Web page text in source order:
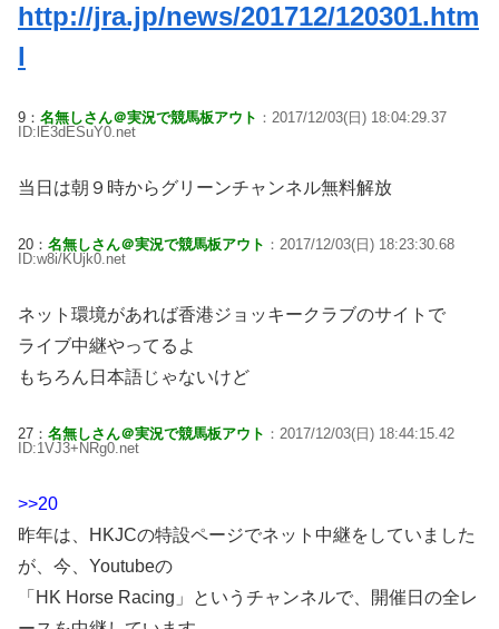
http://jra.jp/news/201712/120301.htm
l
9： 名無しさん＠実況で競馬板アウト ：2017/12/03(日) 18:04:29.37
ID:lE3dESuY0.net
当日は朝９時からグリーンチャンネル無料解放
20： 名無しさん＠実況で競馬板アウト ：2017/12/03(日) 18:23:30.68
ID:w8i/KUjk0.net
ネット環境があれば香港ジョッキークラブのサイトで
ライブ中継やってるよ
もちろん日本語じゃないけど
27： 名無しさん＠実況で競馬板アウト ：2017/12/03(日) 18:44:15.42
ID:1VJ3+NRg0.net
>>20
昨年は、HKJCの特設ページでネット中継をしていました
が、今、Youtubeの
「HK Horse Racing」というチャンネルで、開催日の全レ